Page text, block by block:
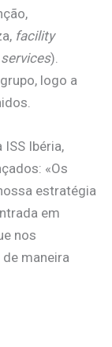
facility
).
logo a
Ibéria,
«Os
estratégia
em
nos
maneira